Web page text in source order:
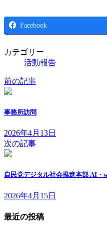
Facebook
カテゴリー
活動報告
前の記事
事務所訪問
2026年4月13日
次の記事
自民党デジタル社会推進本部 AI・
2026年4月15日
最近の投稿